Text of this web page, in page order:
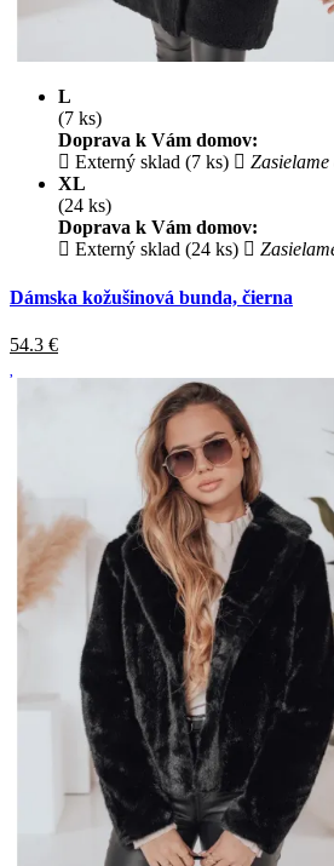
L
(7 ks)
Doprava k Vám domov:
Externý sklad (7 ks)
XL
(24 ks)
Doprava k Vám domov:
Externý sklad (24 ks)
Dámska kožušinová bunda, čierna
54.3 €